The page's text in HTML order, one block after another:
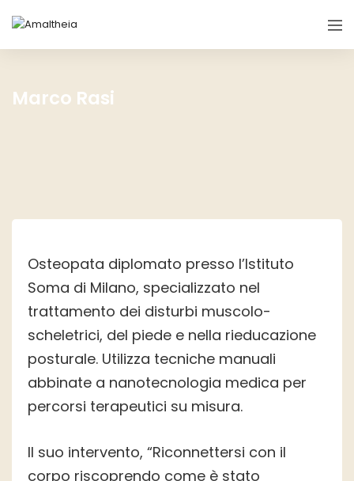
Marco Rasi
Osteopata diplomato presso l’Istituto
Soma di Milano, specializzato nel
trattamento dei disturbi muscolo-
scheletrici, del piede e nella rieducazione
posturale. Utilizza tecniche manuali
abbinate a nanotecnologia medica per
percorsi terapeutici su misura.
Il suo intervento, “Riconnettersi con il
corpo riscoprendo come è stato